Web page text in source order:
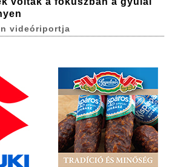
videóriportja